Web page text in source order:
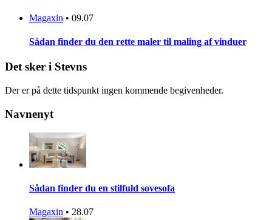
Magaxin • 09.07
Sådan finder du den rette maler til maling af vinduer
Det sker i Stevns
Der er på dette tidspunkt ingen kommende begivenheder.
Navnenyt
Sådan finder du en stilfuld sovesofa
Magaxin • 28.07